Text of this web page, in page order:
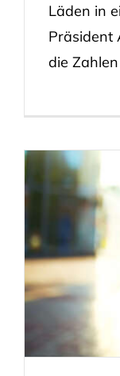
Läden in
Präsident
die